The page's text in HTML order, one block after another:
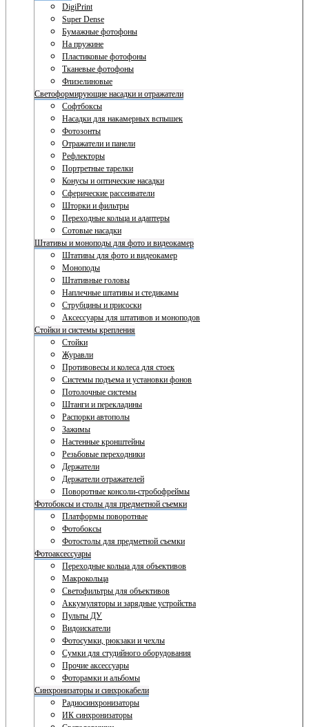
DigiPrint
Super Dense
Бумажные фотофоны
На пружине
Пластиковые фотофоны
Тканевые фотофоны
Флизелиновые
Светоформирующие насадки и отражатели
Софтбоксы
Насадки для накамерных вспышек
Фотозонты
Отражатели и панели
Рефлекторы
Портретные тарелки
Конусы и оптические насадки
Сферические рассеиватели
Шторки и фильтры
Переходные кольца и адаптеры
Сотовые насадки
Штативы и моноподы для фото и видеокамер
Штативы для фото и видеокамер
Моноподы
Штативные головы
Наплечные штативы и стедикамы
Струбцины и присоски
Аксессуары для штативов и моноподов
Стойки и системы крепления
Стойки
Журавли
Противовесы и колеса для стоек
Системы подъема и установки фонов
Потолочные системы
Штанги и перекладины
Распорки автополы
Зажимы
Настенные кронштейны
Резьбовые переходники
Держатели
Держатели отражателей
Поворотные консоли-стробофреймы
Фотобоксы и столы для предметной съемки
Платформы поворотные
Фотобоксы
Фотостолы для предметной съемки
Фотоаксессуары
Переходные кольца для объективов
Макрокольца
Светофильтры для объективов
Аккумуляторы и зарядные устройства
Пульты ДУ
Видоискатели
Фотосумки, рюкзаки и чехлы
Сумки для студийного оборудования
Прочие аксессуары
Фоторамки и альбомы
Синхронизаторы и синхрокабели
Радиосинхронизаторы
ИК синхронизаторы